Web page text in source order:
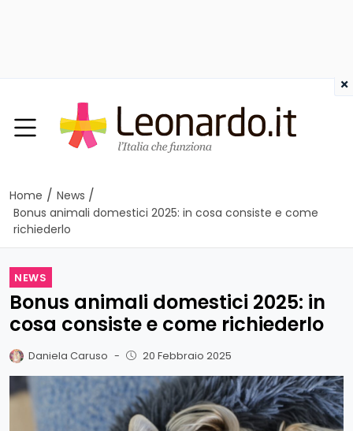
Home / News /
Bonus animali domestici 2025: in cosa consiste e come
richiederlo
NEWS
Bonus animali domestici 2025: in
cosa consiste e come richiederlo
Daniela Caruso - 20 Febbraio 2025
×